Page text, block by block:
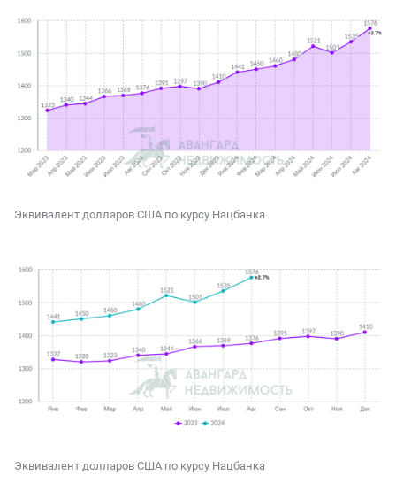
Эквивалент долларов США по курсу Нацбанка
Эквивалент долларов США по курсу Нацбанка